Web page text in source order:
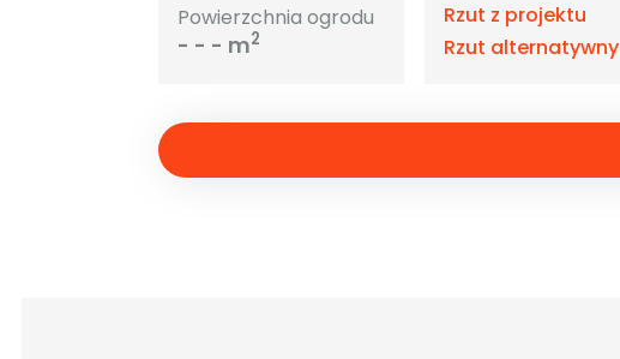
Powierzchnia ogrodu
- - - m2
Rzut z projektu
Rzut alternatywny